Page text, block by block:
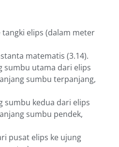
tangki elips (dalam meter
matematis (3.14).
sumbu utama dari elips
sumbu terpanjang,
sumbu kedua dari elips
sumbu pendek,
pusat elips ke ujung